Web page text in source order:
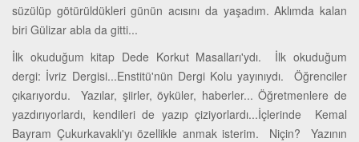
süzülüp götürüldükleri günün acısını da yaşadım. Aklımda kalan
biri Gülizar abla da gitti...
İlk okuduğum kitap Dede Korkut Masalları'ydı. İlk okuduğum
dergi: İvriz Dergisi...Enstitü'nün Dergi Kolu yayınıydı. Öğrenciler
çıkarıyordu. Yazılar, şiirler, öyküler, haberler... Öğretmenlere de
yazdırıyorlardı, kendileri de yazıp çiziyorlardı...İçlerinde Kemal
Bayram Çukurkavaklı'yı özellikle anmak isterim. Niçin? Yazının